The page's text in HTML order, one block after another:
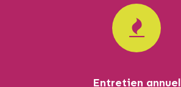
Entretien annuel